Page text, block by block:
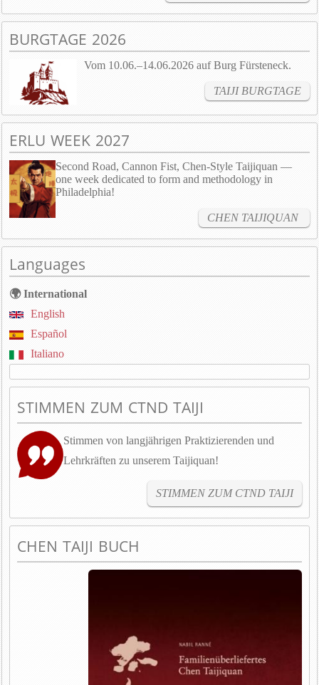
BURGTAGE 2026
Vom 10.06.–14.06.2026 auf Burg Fürsteneck.
TAIJI BURGTAGE
ERLU WEEK 2027
Second Road, Cannon Fist, Chen-Style Taijiquan —
one week dedicated to form and methodology in
Philadelphia!
CHEN TAIJIQUAN
Languages
🌍 International
English
Español
Italiano
STIMMEN ZUM CTND TAIJI
Stimmen von langjährigen Praktizierenden und
Lehrkräften zu unserem Taijiquan!
STIMMEN ZUM CTND TAIJI
CHEN TAIJI BUCH